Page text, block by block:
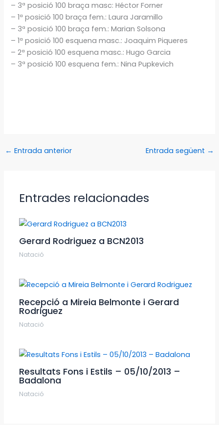
– 3ª posició 100 braça masc: Héctor Forner
– 1ª posició 100 braça fem.: Laura Jaramillo
– 3ª posició 100 braça fem.: Marian Solsona
– 1ª posició 100 esquena masc.: Joaquim Piqueres
– 2ª posició 100 esquena masc.: Hugo Garcia
– 3ª posició 100 esquena fem.: Nina Pupkevich
← Entrada anterior Entrada següent →
Entrades relacionades
Gerard Rodriguez a BCN2013
Natació
Recepció a Mireia Belmonte i Gerard
Rodriguez
Natació
Resultats Fons i Estils – 05/10/2013 –
Badalona
Natació